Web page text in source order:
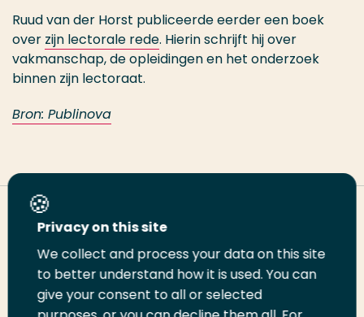
Ruud van der Horst publiceerde eerder een boek
over zijn lectorale rede. Hierin schrijft hij over
vakmanschap, de opleidingen en het onderzoek
binnen zijn lectoraat.
Bron: Publinova
Deel deze pagina
DeelDeel
op
Deel
op
Email
deze
Print
deze
Privacy on this site
We collect and process your data on this site
to better understand how it is used. You can
give your consent to all or selected